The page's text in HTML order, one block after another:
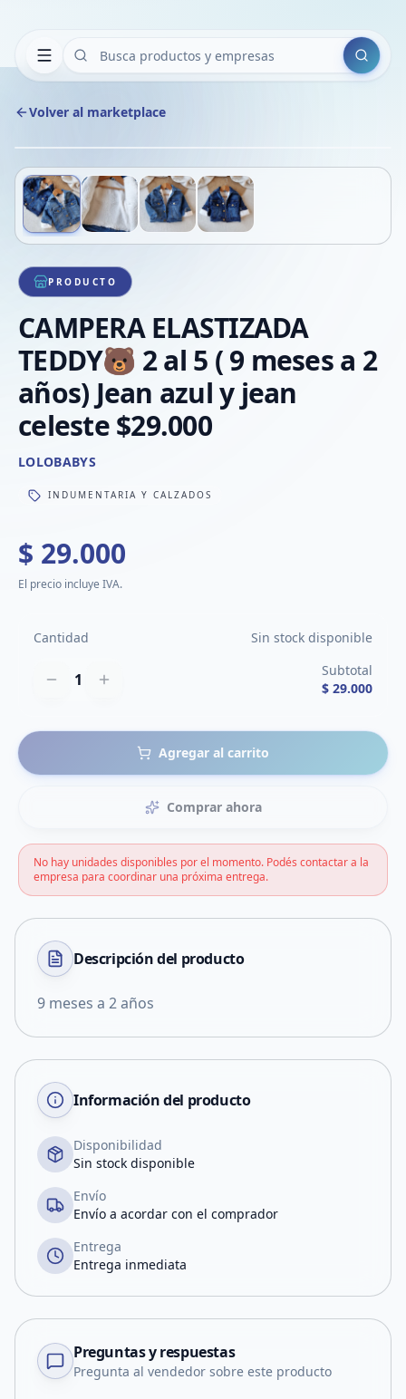
Buscar
Volver al marketplace
1/4
PRODUCTO
CAMPERA ELASTIZADA
TEDDY🐻 2 al 5 ( 9 meses a 2
años) Jean azul y jean
celeste $29.000
LOLOBABYS
INDUMENTARIA Y CALZADOS
$ 29.000
El precio incluye IVA.
Cantidad Sin stock disponible
1
Subtotal
$ 29.000
Agregar al carrito
Comprar ahora
No hay unidades disponibles por el momento. Podés contactar a la
empresa para coordinar una próxima entrega.
Descripción del producto
9 meses a 2 años
Información del producto
Disponibilidad
Sin stock disponible
Envío
Envío a acordar con el comprador
Entrega
Entrega inmediata
Preguntas y respuestas
Pregunta al vendedor sobre este producto